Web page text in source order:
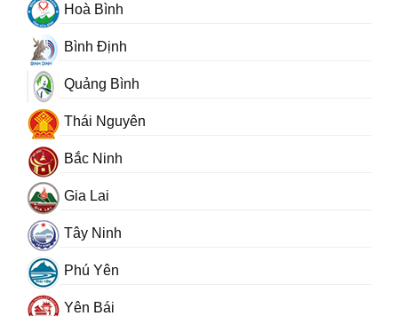
Hoà Bình
Bình Định
Quảng Bình
Thái Nguyên
Bắc Ninh
Gia Lai
Tây Ninh
Phú Yên
Yên Bái